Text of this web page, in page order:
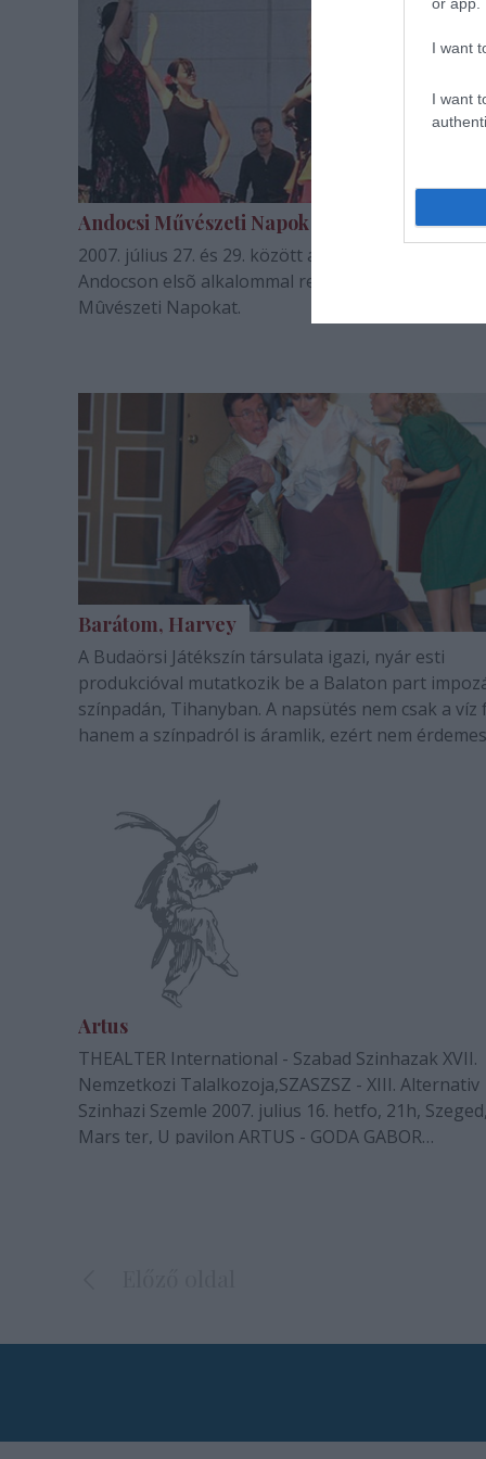
I want
I want
Andocsi Művészeti Napok
2007. július 27. és 29. között a Somogy megyei
Andocson elsõ alkalommal rendezik meg az Andocsi
Mûvészeti Napokat.
Barátom, Harvey
A Budaörsi Játékszín társulata igazi, nyár esti
produkcióval mutatkozik be a Balaton part
színpadán, Tihanyban. A napsütés nem csak a víz
hanem a színpadról is áramlik, ezért nem
Artus
THEALTER International - Szabad Szinhazak XVII.
Nemzetkozi Talalkozoja,SZASZSZ - XIII. Alternativ
Szinhazi Szemle 2007. julius 16. hetfo, 21h, Szeged,
Mars ter, U pavilon ARTUS - GODA GABOR